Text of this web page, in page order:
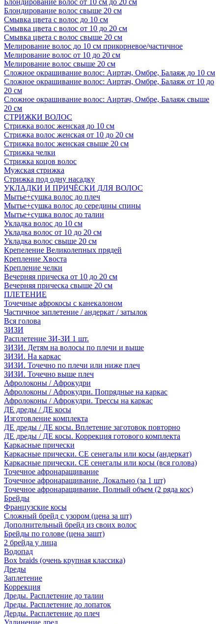
Блондирование волос от 10 см до 20 см
Блондирование волос свыше 20 см
Смывка цвета с волос до 10 см
Смывка цвета с волос от 10 до 20 см
Смывка цвета с волос свыше 20 см
Мелирование волос до 10 см прикорневое/частичное
Мелирование волос от 10 до 20 см
Мелирование волос свыше 20 см
Сложное окрашивание волос: Аиртач, Омбре, Балаяж до 10 см
Сложное окрашивание волос: Аиртач, Омбре, Балаяж от 10 до
20 см
Сложное окрашивание волос: Аиртач, Омбре, Балаяж свыше
20 см
СТРИЖКИ ВОЛОС
Стрижка волос женская до 10 см
Стрижка волос женская от 10 до 20 см
Стрижка волос женская свыше 20 см
Стрижка челки
Стрижка коцов волос
Мужская стрижка
Стрижка под одну насадку
УКЛАДКИ И ПРИЧЁСКИ ДЛЯ ВОЛОС
Мытье+сушка волос до плеч
Мытье+сушка волос до середины спины
Мытье+сушка волос до талии
Укладка волос до 10 см
Укладка волос от 10 до 20 см
Укладка волос свыше 20 см
Крепеление Великолепных прядей
Крепление Хвоста
Крепление челки
Вечерняя прическа от 10 до 20 см
Вечерняя прическа свыше 20 см
ПЛЕТЕНИЕ
Точечные афрокосы с канекалоном
Частичное заплетение / андеркат / затылок
Вся голова
ЗИЗИ
Расплетение ЗИ-ЗИ 1 шт.
ЗИЗИ. Детям на волосы по плечи и выше
ЗИЗИ. На каркас
ЗИЗИ. Точечно по плечи или ниже плеч
ЗИЗИ. Точечно выше плеч
Афролоконы / Афрокудри
Афролоконы / Афрокудри. Попрядные на каркас
Афролоконы / Афрокудри. Трессы на каркас
ДЕ дреды / ДЕ косы
Изготовление комплекта
ДЕ дреды / ДЕ косы. Вплетение заготовок повторно
ДЕ дреды / ДЕ косы. Коррекция готового комплекта
Каркасные прически
Каркасные прически. СЕ сенегалы или косы (андеркат)
Каркасные прически. СЕ сенегалы или косы (вся голова)
Точечное афронаращивание
Точечное афронаращивание. Локально (за 1 шт)
Точечное афронаращивание. Полный объем (2 ряда кос)
Брейды
Французские косы
Сложный брейд с узором (цена за шт)
Дополнительный брейд из своих волос
Брейды по голове (цена зашт)
2 брейда у лица
Водопад
Box braids (очень крупная классика)
Дреды
Заплетение
Коррекция
Дреды. Расплетение до талии
Дреды. Расплетение до лопаток
Дерды. Расплетение до плеч
Удлинение дред